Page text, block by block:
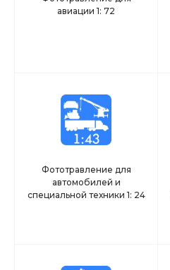
авиации 1: 72
Фототравление для
автомобилей и
специальной техники 1: 24